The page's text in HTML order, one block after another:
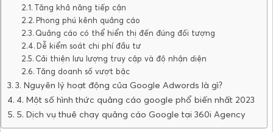
Tăng khả năng tiếp cận
Phong phú kênh quảng cáo
Quảng cáo có thể hiển thị đến đúng đối tượng
Dễ kiểm soát chi phí đầu tư
Cải thiện lưu lượng truy cập và độ nhận diện
Tăng doanh số vượt bậc
3. Nguyên lý hoạt động của Google Adwords là gì?
4. Một số hình thức quảng cáo google phổ biến nhất 2023
5. Dịch vụ thuê chạy quảng cáo Google tại 360i Agency